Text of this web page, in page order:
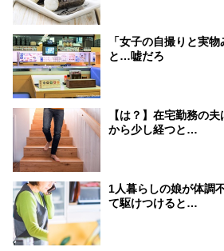
「女子の自撮りと実
と…嘘だろ
【は？】在宅勤務の
から少し経つと…
1人暮らしの娘が体調
て駆けつけると…